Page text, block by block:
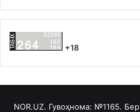
+18
NOR.UZ. Гувоҳнома: №1165.